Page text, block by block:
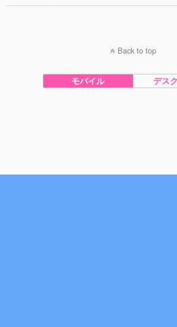
Back to top
モバイル デス